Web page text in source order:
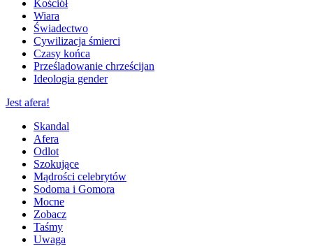
Kościół
Wiara
Świadectwo
Cywilizacja śmierci
Czasy końca
Prześladowanie chrześcijan
Ideologia gender
Jest afera!
Skandal
Afera
Odlot
Szokujące
Mądrości celebrytów
Sodoma i Gomora
Mocne
Zobacz
Taśmy
Uwaga